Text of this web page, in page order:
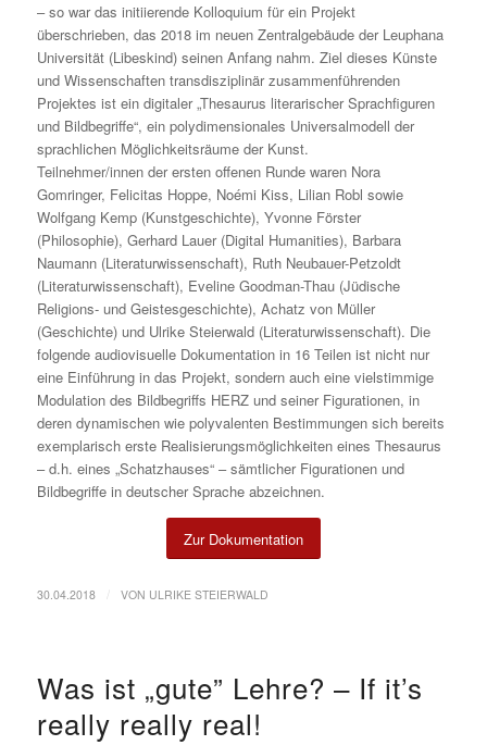
– so war das in­iti­ie­ren­de Kol­lo­qui­um für ein Pro­jekt
über­schrie­ben, das 2018 im neuen Zentralgebäude der Leuphana
Universität (Libeskind) sei­nen An­fang nahm. Ziel die­ses Künste
und Wis­sen­schaf­ten trans­dis­zi­plinär zu­sam­menführen­den
Pro­jek­tes ist ein di­gi­ta­ler „The­sau­rus li­te­ra­ri­scher Sprach­fi­gu­ren
und Bild­be­grif­fe“, ein po­ly­di­men­sio­na­les Uni­ver­sal­mo­dell der
sprach­li­chen Möglich­keitsräume der Kunst.
Teilnehmer/innen der ers­ten of­fe­nen Run­de wa­ren Nora
Gom­rin­ger, Fe­li­ci­tas Hop­pe, Noémi Kiss, Li­li­an Robl so­wie
Wolf­gang Kemp (Kunst­ge­schich­te), Yvon­ne Förs­ter
(Phi­lo­so­phie), Ger­hard Lau­er (Di­gi­tal Hu­ma­nities), Bar­ba­ra
Nau­mann (Li­te­ra­tur­wis­sen­schaft), Ruth Neu­bau­er-Pet­zoldt
(Li­te­ra­tur­wis­sen­schaft), Eve­li­ne Good­man-Thau (Jüdi­sche
Re­li­gi­ons- und Geis­tes­ge­schich­te), Achatz von Müller
(Ge­schich­te) und Ul­ri­ke Stei­er­wald (Li­te­ra­tur­wis­sen­schaft). Die
fol­gen­de au­dio­vi­su­el­le Do­ku­men­ta­ti­on in 16 Tei­len ist nicht nur
eine Einführung in das Pro­jekt, son­dern auch eine viel­stim­mi­ge
Mo­du­la­ti­on des Bild­be­griffs HERZ und sei­ner Fi­gu­ra­tio­nen, in
de­ren dy­na­mi­schen wie po­ly­va­len­ten Be­stim­mun­gen sich be­reits
ex­em­pla­risch ers­te Rea­li­sie­rungsmöglich­kei­ten ei­nes The­sau­rus
– d.h. ei­nes „Schatz­hau­ses“ – sämt­li­cher Fi­gu­ra­tio­nen und
Bild­be­grif­fe in deut­scher Spra­che ab­zeich­nen.
Zur Dokumentation
30.04.2018 VON ULRIKE STEIERWALD
Was ist „gute” Lehre? – If it’s
really really real!